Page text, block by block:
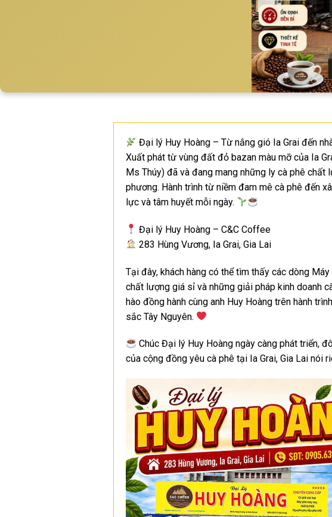
Đại lý Huy Hoàng – Từ nắng gió Ia Grai đến
Xuất phát từ vùng đất đỏ bazan màu mỡ của Ia
Ms Thúy) đã và đang mang những ly cà phê
phương. Hành trình từ niềm đam mê cà phê đến
lực và tâm huyết mỗi ngày.
Đại lý Huy Hoàng – C&C Coffee
283 Hùng Vương, Ia Grai, Gia Lai
Tại đây, khách hàng có thể tìm thấy các dòng
chất lượng giá sỉ và những giải pháp kinh doanh
hào đồng hành cùng anh Huy Hoàng trên hành
sắc Tây Nguyên.
Chúc Đại lý Huy Hoàng ngày càng phát triển,
của cộng đồng yêu cà phê tại Ia Grai, Gia Lai nói